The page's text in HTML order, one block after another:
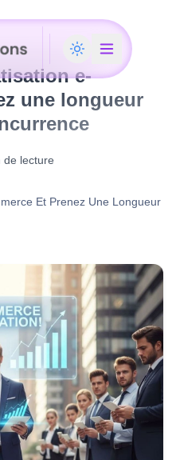
e-
une longueur
de lecture
Et Prenez Une Longueur